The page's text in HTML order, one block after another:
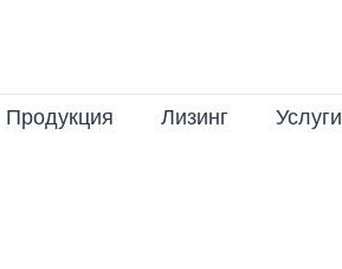
Продукция Лизинг Услуги